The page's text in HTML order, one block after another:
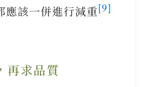
應該一併進行減重[9]
再求品質